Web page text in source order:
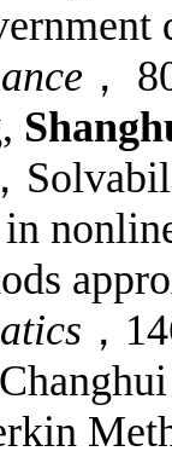
，
，